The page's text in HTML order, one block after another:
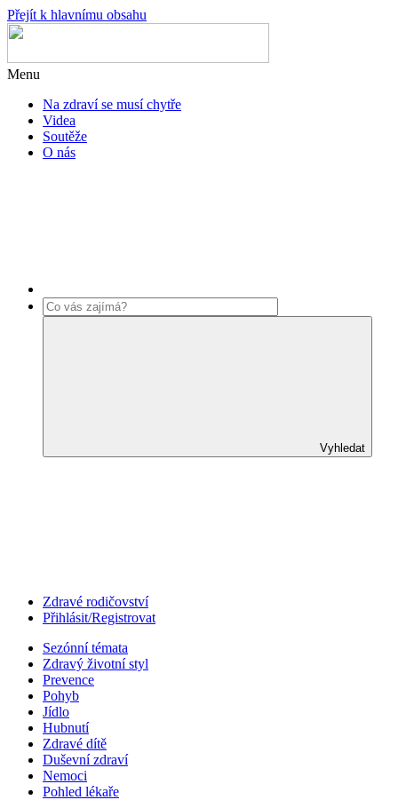
Přejít k hlavnímu obsahu
Menu
Na zdraví se musí chytře
Videa
Soutěže
O nás
Vyhledat
Zdravé rodičovství
Přihlásit/Registrovat
Sezónní témata
Zdravý životní styl
Prevence
Pohyb
Jídlo
Hubnutí
Zdravé dítě
Duševní zdraví
Nemoci
Pohled lékaře